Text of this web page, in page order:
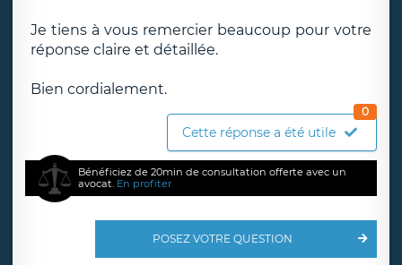
Je tiens à vous remercier beaucoup pour votre
réponse claire et détaillée.
Bien cordialement.
Cette réponse a été utile
0
Bénéficiez de 20min de consultation offerte avec un
avocat. En profiter
POSEZ VOTRE QUESTION